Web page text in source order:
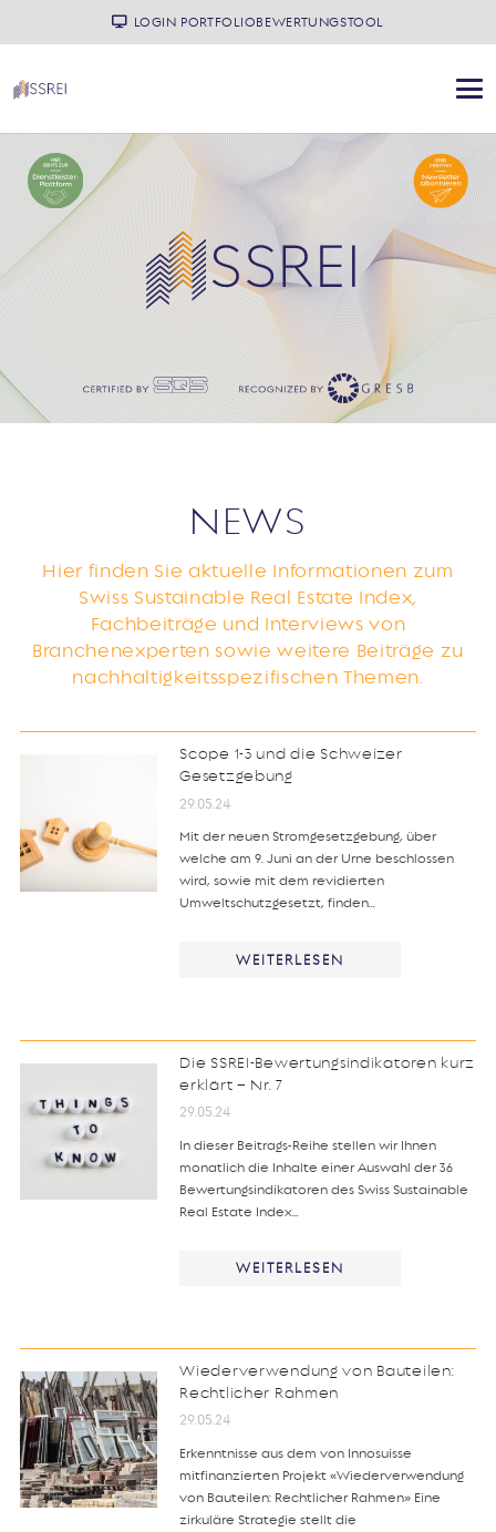
LOGIN PORTFOLIOBEWERTUNGSTOOL
NEWS
Hier finden Sie aktuelle Informationen zum
Swiss Sustainable Real Estate Index,
Fachbeiträge und Interviews von
Branchenexperten sowie weitere Beiträge zu
nachhaltigkeitsspezifischen Themen.
Scope 1-3 und die Schweizer
Gesetzgebung
29.05.24
Mit der neuen Stromgesetzgebung, über
welche am 9. Juni an der Urne beschlossen
wird, sowie mit dem revidierten
Umweltschutzgesetzt, finden…
WEITERLESEN
Die SSREI-Bewertungsindikatoren kurz
erklärt – Nr. 7
29.05.24
In dieser Beitrags-Reihe stellen wir Ihnen
monatlich die Inhalte einer Auswahl der 36
Bewertungsindikatoren des Swiss Sustainable
Real Estate Index…
WEITERLESEN
Wiederverwendung von Bauteilen:
Rechtlicher Rahmen
29.05.24
Erkenntnisse aus dem von Innosuisse
mitfinanzierten Projekt «Wiederverwendung
von Bauteilen: Rechtlicher Rahmen» Eine
zirkuläre Strategie stellt die